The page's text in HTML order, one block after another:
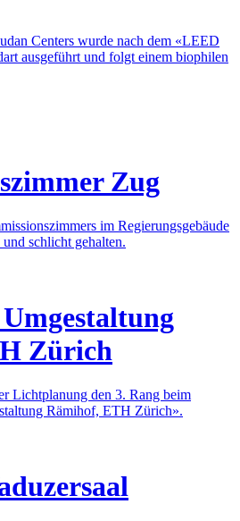
Centers wurde nach dem «LEED
ausgeführt und folgt einem biophilen
Zug
im Regierungsgebäude
schlicht gehalten.
Zürich
Lichtplanung den 3. Rang beim
Rämihof, ETH Zürich».